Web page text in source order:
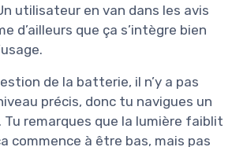
utilisateur en van dans les avis
d’ailleurs que ça s’intègre bien
de la batterie, il n’y a pas
précis, donc tu navigues un
Tu remarques que la lumière faiblit
commence à être bas, mais pas